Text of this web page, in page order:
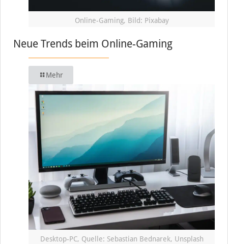
Online-Gaming, Bild: Pixabay
Neue Trends beim Online-Gaming
Mehr
Desktop-PC, Quelle: Sebastian Bednarek, Unsplash